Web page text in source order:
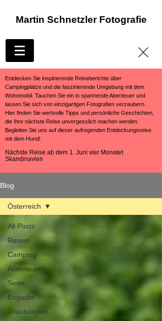
Martin Schnetzler Fotografie
Entdecken Sie inspirierende Reiseberichte über
Campingplätze und die faszinierende Umgebung mit dem
Wohnmobil. Tauchen Sie ein in spannende Abenteuer und
lassen Sie sich von einzigartigen Fotografien verzaubern.
Hier finden Sie wertvolle Tipps und persönliche Geschichten,
die Ihre nächste Reise unvergesslich machen werden.
Begleiten Sie uns auf dieser aufregenden Entdeckungsreise
mit dem Hund!
Nächste Reise ab dem 1. Juni vier Monatet
Skandinavien
Blog
All Posts
Reisen
Camping
Abenteuer
Seen
Engadin
Graubünden
Österreich